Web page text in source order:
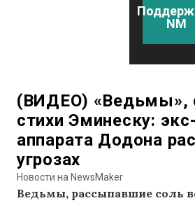
NM
(ВИДЕО) «Ведьмы»,
стихи Эминеску:
аппарата Додона
угрозах
Новости на NewsMaker
Ведьмы, рассыпавшие соль